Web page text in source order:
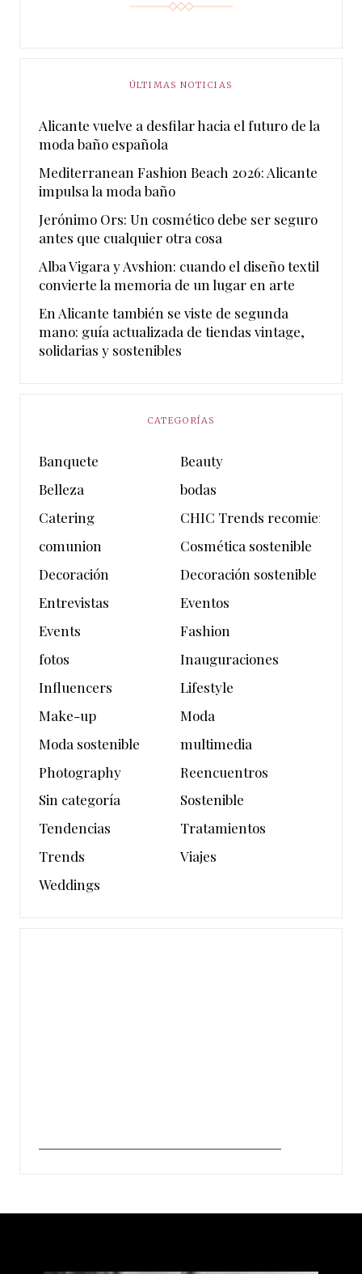
ÚLTIMAS NOTICIAS
Alicante vuelve a desfilar hacia el futuro de la
moda baño española
Mediterranean Fashion Beach 2026: Alicante
impulsa la moda baño
Jerónimo Ors: Un cosmético debe ser seguro
antes que cualquier otra cosa
Alba Vigara y Avshion: cuando el diseño textil
convierte la memoria de un lugar en arte
En Alicante también se viste de segunda
mano: guía actualizada de tiendas vintage,
solidarias y sostenibles
CATEGORÍAS
Banquete
Beauty
Belleza
bodas
Catering
CHIC Trends recomienda
comunion
Cosmética sostenible
Decoración
Decoración sostenible
Entrevistas
Eventos
Events
Fashion
fotos
Inauguraciones
Influencers
Lifestyle
Make-up
Moda
Moda sostenible
multimedia
Photography
Reencuentros
Sin categoría
Sostenible
Tendencias
Tratamientos
Trends
Viajes
Weddings